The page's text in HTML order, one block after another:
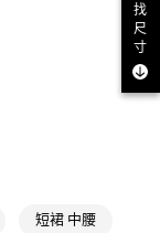
短裙 中腰
找
尺
寸